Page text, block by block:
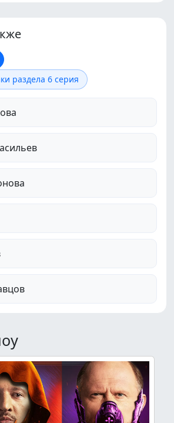
раздела 6 серия